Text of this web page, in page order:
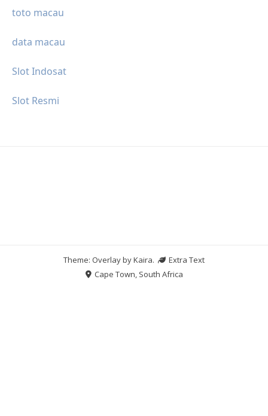
toto macau
data macau
Slot Indosat
Slot Resmi
Theme: Overlay byKaira.
Extra Text
Cape Town, South Africa